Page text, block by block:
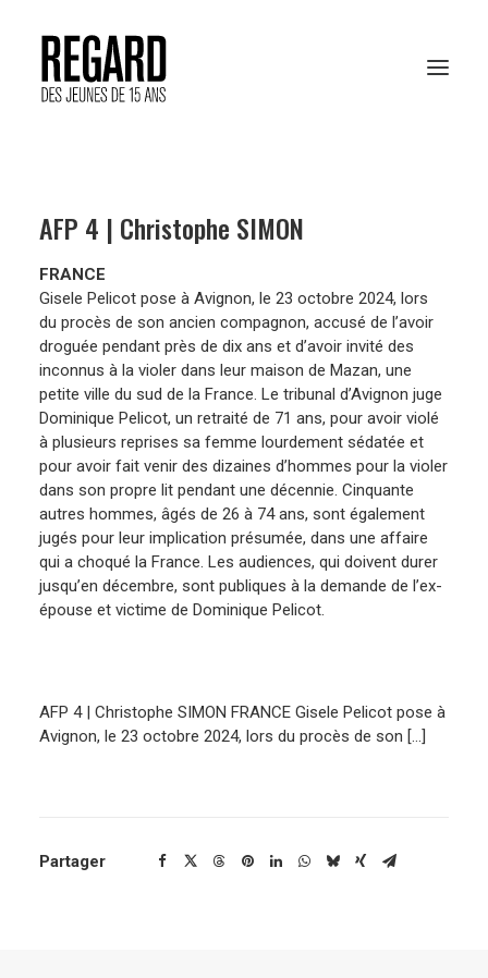
RESSOURCES PÉDAGOGIQUES
ARCHIVES
RENCONTRES AFP
VOTER EN LIGNE
ENGLISH
AFP 4 | Christophe SIMON
FRANCE
Gisele Pelicot pose à Avignon, le 23 octobre 2024, lors
du procès de son ancien compagnon, accusé de l’avoir
droguée pendant près de dix ans et d’avoir invité des
inconnus à la violer dans leur maison de Mazan, une
petite ville du sud de la France. Le tribunal d’Avignon juge
Dominique Pelicot, un retraité de 71 ans, pour avoir violé
à plusieurs reprises sa femme lourdement sédatée et
pour avoir fait venir des dizaines d’hommes pour la violer
dans son propre lit pendant une décennie. Cinquante
autres hommes, âgés de 26 à 74 ans, sont également
jugés pour leur implication présumée, dans une affaire
qui a choqué la France. Les audiences, qui doivent durer
jusqu’en décembre, sont publiques à la demande de l’ex-
épouse et victime de Dominique Pelicot.
AFP 4 | Christophe SIMON FRANCE Gisele Pelicot pose à
Avignon, le 23 octobre 2024, lors du procès de son […]
Partager